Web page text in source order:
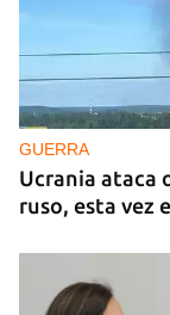
GUERRA
Ucrania ataca
ruso, esta vez